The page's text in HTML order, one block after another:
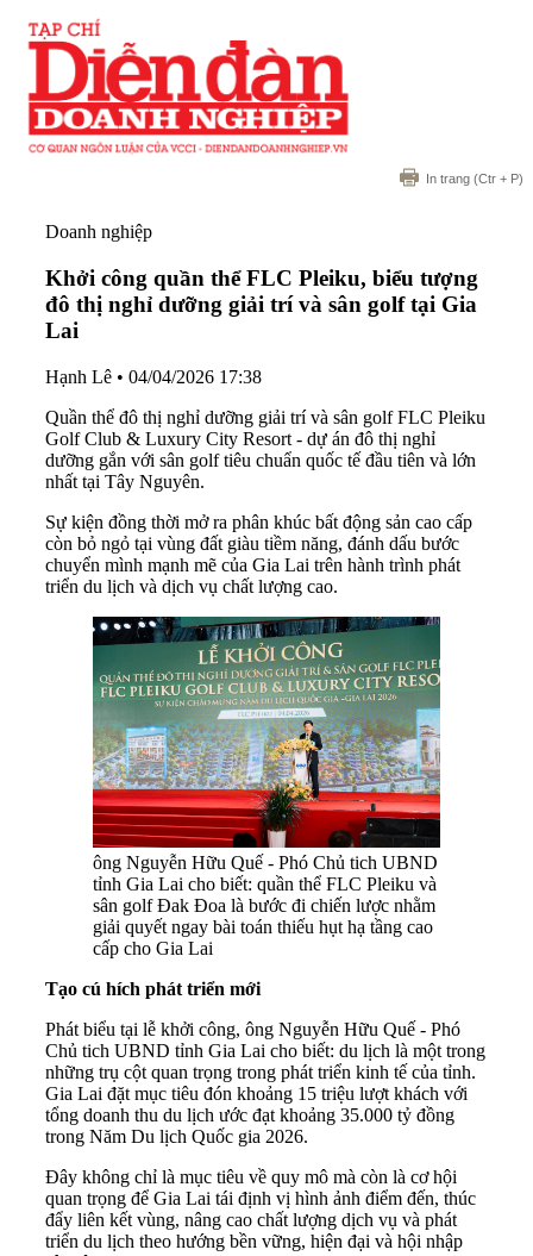
In trang (Ctr + P)
Doanh nghiệp
Khởi công quần thể FLC Pleiku, biểu tượng
đô thị nghỉ dưỡng giải trí và sân golf tại Gia
Lai
Hạnh Lê • 04/04/2026 17:38
Quần thể đô thị nghỉ dưỡng giải trí và sân golf FLC Pleiku
Golf Club & Luxury City Resort - dự án đô thị nghỉ
dưỡng gắn với sân golf tiêu chuẩn quốc tế đầu tiên và lớn
nhất tại Tây Nguyên.
Sự kiện đồng thời mở ra phân khúc bất động sản cao cấp
còn bỏ ngỏ tại vùng đất giàu tiềm năng, đánh dấu bước
chuyển mình mạnh mẽ của Gia Lai trên hành trình phát
triển du lịch và dịch vụ chất lượng cao.
ông Nguyễn Hữu Quế - Phó Chủ tich UBND
tỉnh Gia Lai cho biết: quần thể FLC Pleiku và
sân golf Đak Đoa là bước đi chiến lược nhằm
giải quyết ngay bài toán thiếu hụt hạ tầng cao
cấp cho Gia Lai
Tạo cú hích phát triển mới
Phát biểu tại lễ khởi công, ông Nguyễn Hữu Quế - Phó
Chủ tich UBND tỉnh Gia Lai cho biết: du lịch là một trong
những trụ cột quan trọng trong phát triển kinh tế của tỉnh.
Gia Lai đặt mục tiêu đón khoảng 15 triệu lượt khách với
tổng doanh thu du lịch ước đạt khoảng 35.000 tỷ đồng
trong Năm Du lịch Quốc gia 2026.
Đây không chỉ là mục tiêu về quy mô mà còn là cơ hội
quan trọng để Gia Lai tái định vị hình ảnh điểm đến, thúc
đẩy liên kết vùng, nâng cao chất lượng dịch vụ và phát
triển du lịch theo hướng bền vững, hiện đại và hội nhập